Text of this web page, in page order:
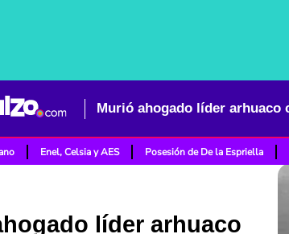
Enel, Celsia y AES Posesión de De la Espriella
líder arhuaco